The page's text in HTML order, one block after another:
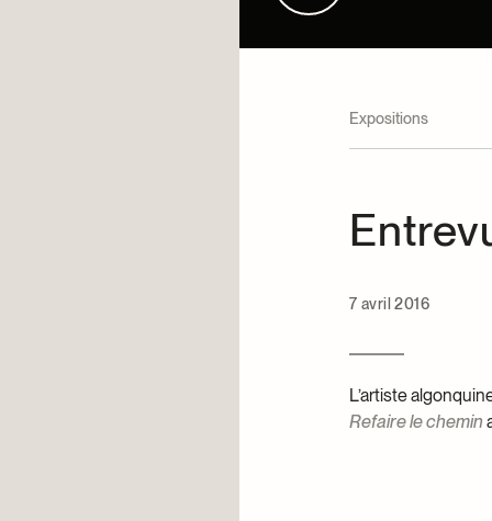
Expositions
7 avril 2016
L’artiste
Refaire le chemin